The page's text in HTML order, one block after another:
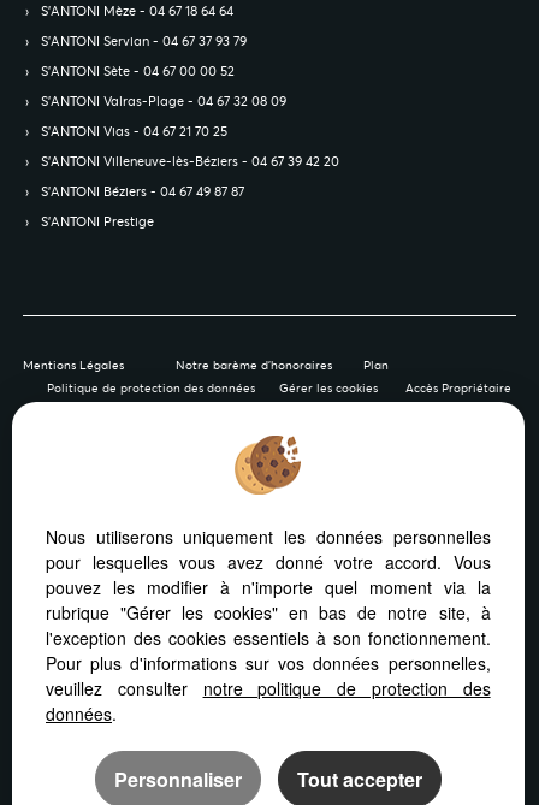
S’ANTONI Mèze - 04 67 18 64 64
S’ANTONI Servian - 04 67 37 93 79
S’ANTONI Sète - 04 67 00 00 52
S’ANTONI Valras-Plage - 04 67 32 08 09
S’ANTONI Vias - 04 67 21 70 25
S’ANTONI Villeneuve-lès-Béziers - 04 67 39 42 20
S’ANTONI Béziers - 04 67 49 87 87
S’ANTONI Prestige
Mentions Légales Notre barème d'honoraires
Plan
Politique de protection des données
Gérer les cookies Accès Propriétaire
Afin de vous offrir un confort de lecture permanent, depuis
votre PC, votre tablette ou votre smartphone, notre site
s’adapte automatiquement aux différents types d'écrans
Logiciel immobilier Adapt Immo
Nous utiliserons uniquement les données personnelles
pour lesquelles vous avez donné votre accord. Vous
pouvez les modifier à n'importe quel moment via la
rubrique "Gérer les cookies" en bas de notre site, à
l'exception des cookies essentiels à son fonctionnement.
Pour plus d'informations sur vos données personnelles,
veuillez consulter notre politique de protection des
données.
Personnaliser Tout accepter